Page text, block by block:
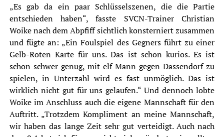
„Es gab da ein paar Schlüsselszenen, die die Partie
entschieden haben“, fasste SVCN-Trainer Christian
Woike nach dem Abpfiff sichtlich konsterniert zusammen
und fügte an: „Ein Foulspiel des Gegners führt zu einer
Gelb-Roten Karte für uns. Das ist schon kurios. Es ist
schon schwer genug, mit elf Mann gegen Dassendorf zu
spielen, in Unterzahl wird es fast unmöglich. Das ist
wirklich nicht gut für uns gelaufen.“ Und dennoch lobte
Woike im Anschluss auch die eigene Mannschaft für den
Auftritt. „Trotzdem Kompliment an meine Mannschaft,
wir haben das lange Zeit sehr gut verteidigt. Auch nach